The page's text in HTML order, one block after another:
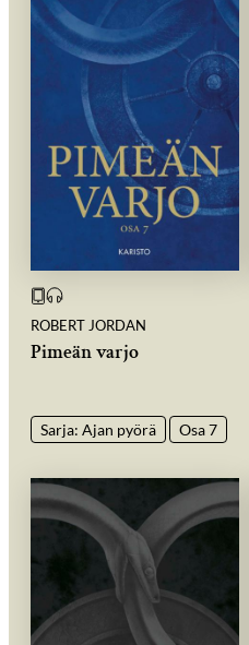
ROBERT JORDAN
Pimeän varjo
Sarja: Ajan pyörä Osa 7